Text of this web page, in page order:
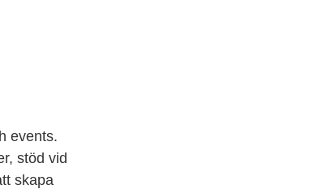
events.
stöd vid
skapa